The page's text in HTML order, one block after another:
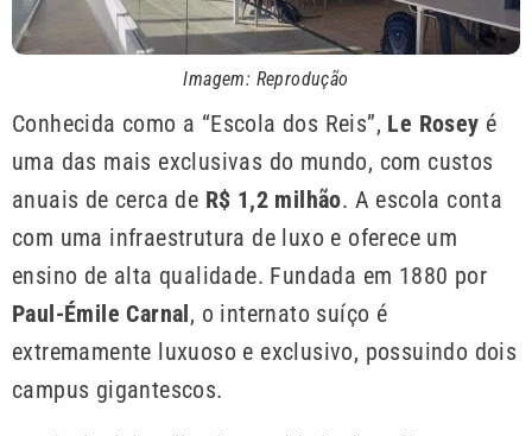
Imagem: Reprodução
Conhecida como a “Escola dos Reis”, Le Rosey é
uma das mais exclusivas do mundo, com custos
anuais de cerca de R$ 1,2 milhão. A escola conta
com uma infraestrutura de luxo e oferece um
ensino de alta qualidade. Fundada em 1880 por
Paul-Émile Carnal, o internato suíço é
extremamente luxuoso e exclusivo, possuindo dois
campus gigantescos.